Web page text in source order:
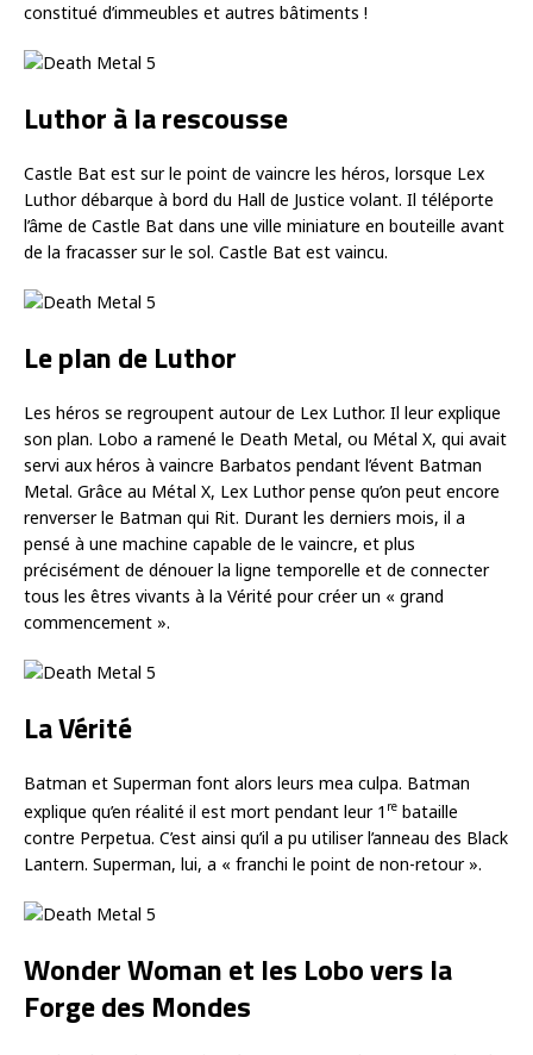
constitué d’immeubles et autres bâtiments !
Luthor à la rescousse
Castle Bat est sur le point de vaincre les héros, lorsque Lex
Luthor débarque à bord du Hall de Justice volant. Il téléporte
l’âme de Castle Bat dans une ville miniature en bouteille avant
de la fracasser sur le sol. Castle Bat est vaincu.
Le plan de Luthor
Les héros se regroupent autour de Lex Luthor. Il leur explique
son plan. Lobo a ramené le Death Metal, ou Métal X, qui avait
servi aux héros à vaincre Barbatos pendant l’évent Batman
Metal. Grâce au Métal X, Lex Luthor pense qu’on peut encore
renverser le Batman qui Rit. Durant les derniers mois, il a
pensé à une machine capable de le vaincre, et plus
précisément de dénouer la ligne temporelle et de connecter
tous les êtres vivants à la Vérité pour créer un « grand
commencement ».
La Vérité
Batman et Superman font alors leurs mea culpa. Batman
explique qu’en réalité il est mort pendant leur 1 re bataille
contre Perpetua. C’est ainsi qu’il a pu utiliser l’anneau des Black
Lantern. Superman, lui, a « franchi le point de non-retour ».
Wonder Woman et les Lobo vers la
Forge des Mondes